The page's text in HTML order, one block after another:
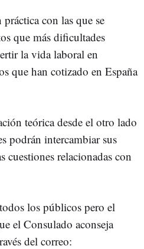
con las que se
que más dificultades
la vida laboral en
que han cotizado en España
teórica desde el otro lado
podrán intercambiar sus
cuestiones relacionadas con
los públicos pero el
el Consulado aconseja
del correo: